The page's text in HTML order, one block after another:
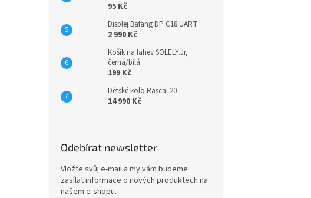
95 Kč
Displej Bafang DP C18 UART
2 990 Kč
Košík na lahev SOLELY.Jr,
černá/bílá
199 Kč
Dětské kolo Rascal 20
14 990 Kč
Odebírat newsletter
Vložte svůj e-mail a my vám budeme
zasílat informace o nových produktech na
našem e-shopu.